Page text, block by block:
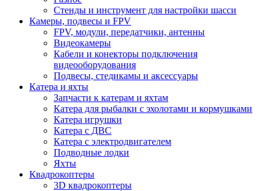
Стенды и инструмент для настройки шасси
Камеры, подвесы и FPV
FPV, модули, передатчики, антенны
Видеокамеры
Кабели и конекторы подключения
видеооборудования
Подвесы, стедикамы и аксессуары
Катера и яхты
Запчасти к катерам и яхтам
Катера для рыбалки с эхолотами и кормушками
Катера игрушки
Катера с ДВС
Катера с электродвигателем
Подводные лодки
Яхты
Квадрокоптеры
3D квадрокоптеры